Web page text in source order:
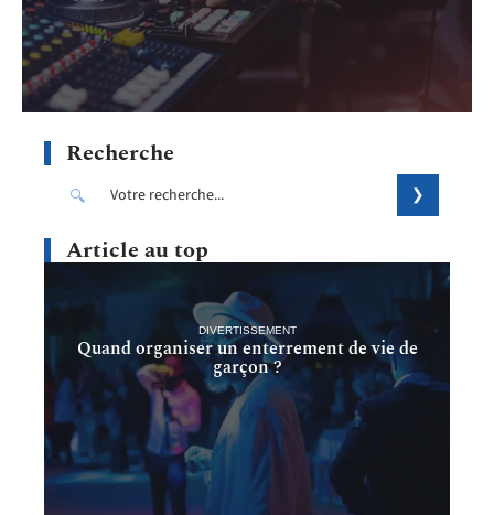
Recherche
Article au top
DIVERTISSEMENT
Quand organiser un enterrement de vie de
garçon ?